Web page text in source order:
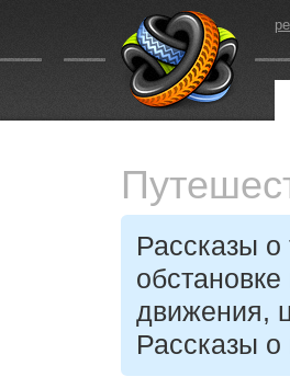
Рассказы
движения,
Рассказы о